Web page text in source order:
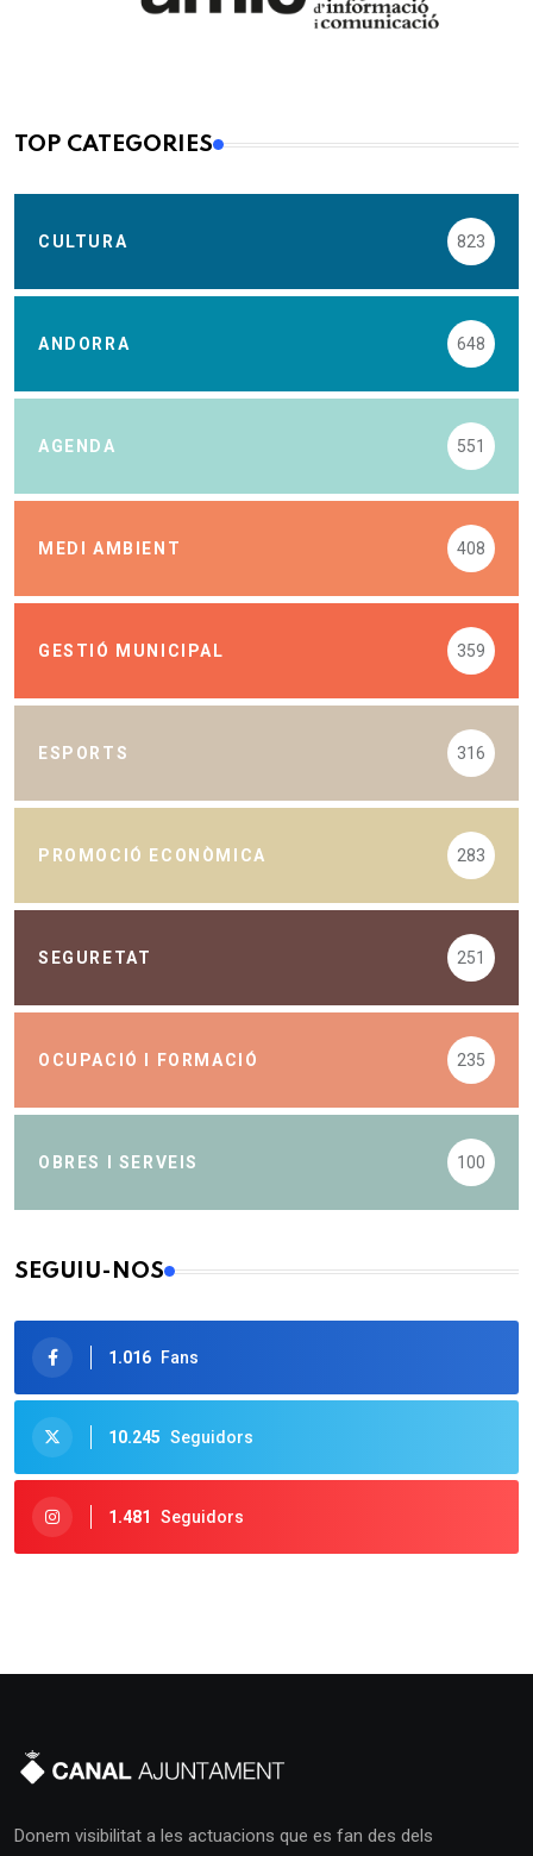
TOP CATEGORIES
CULTURA 823
ANDORRA 648
AGENDA 551
MEDI AMBIENT 408
GESTIÓ MUNICIPAL 359
ESPORTS 316
PROMOCIÓ ECONÒMICA 283
SEGURETAT 251
OCUPACIÓ I FORMACIÓ 235
OBRES I SERVEIS 100
SEGUIU-NOS
1.016 Fans
10.245 Seguidors
1.481 Seguidors
Donem visibilitat a les actuacions que es fan des dels